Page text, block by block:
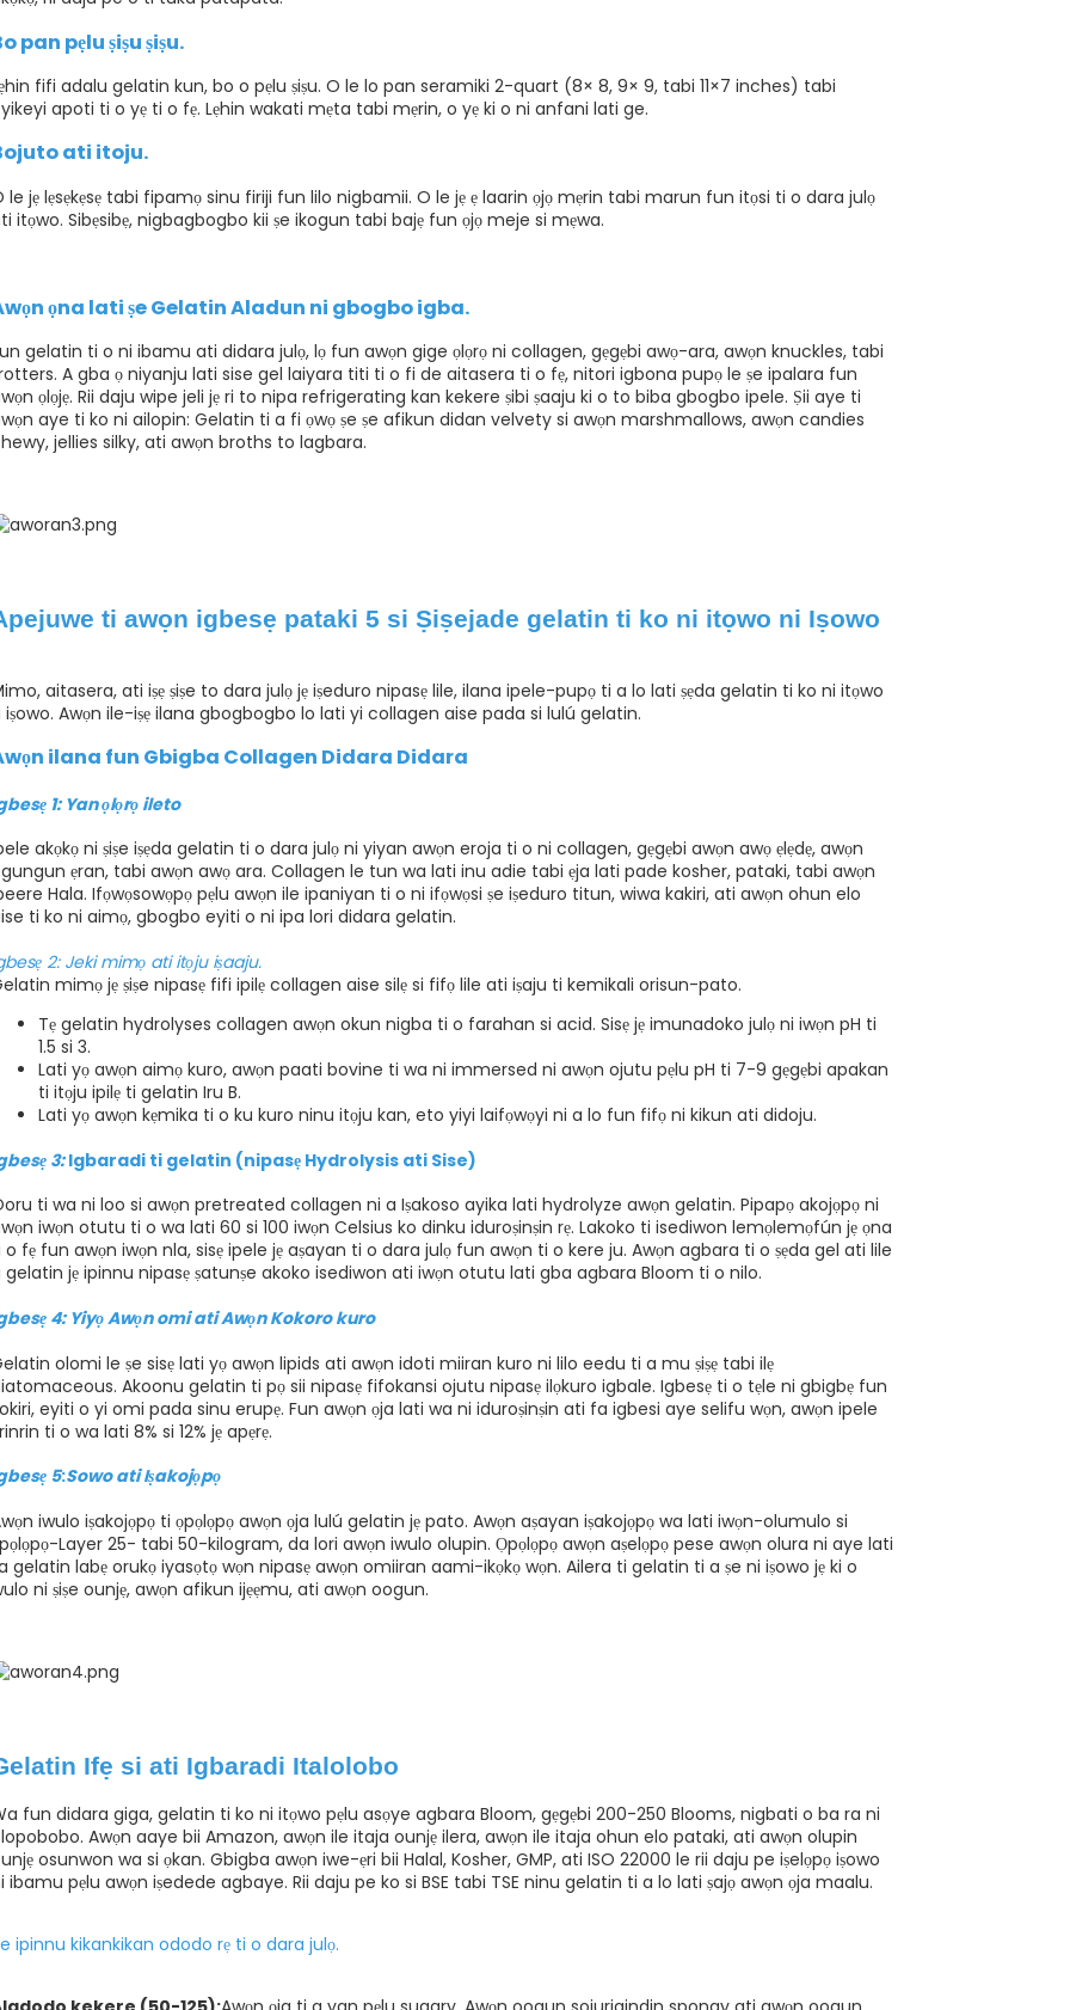
pan pẹlu ṣiṣu ṣiṣu.
fifi adalu gelatin kun, bo o pẹlu ṣiṣu. O le lo pan seramiki 2-quart (8× 8, 9× 9, tabi 11×7 inches) tabi
apoti ti o yẹ ti o fẹ. Lẹhin wakati mẹta tabi mẹrin, o yẹ ki o ni anfani lati ge.
ati itoju.
le jẹ lẹsẹkẹsẹ tabi fipamọ sinu firiji fun lilo nigbamii. O le jẹ ẹ laarin ọjọ mẹrin tabi marun fun itọsi ti o dara julọ
itọwo. Sibẹsibẹ, nigbagbogbo kii ṣe ikogun tabi bajẹ fun ọjọ meje si mẹwa.
ọna lati ṣe Gelatin Aladun ni gbogbo igba.
gelatin ti o ni ibamu ati didara julọ, lọ fun awọn gige ọlọrọ ni collagen, gẹgẹbi awọ-ara, awọn knuckles, tabi
A gba ọ niyanju lati sise gel laiyara titi ti o fi de aitasera ti o fẹ, nitori igbona pupọ le ṣe ipalara fun
ọlọjẹ. Rii daju wipe jeli jẹ ri to nipa refrigerating kan kekere ṣibi ṣaaju ki o to biba gbogbo ipele. Ṣii aye ti
aye ti ko ni ailopin: Gelatin ti a fi ọwọ ṣe ṣe afikun didan velvety si awọn marshmallows, awọn candies
jellies silky, ati awọn broths to lagbara.
ti awọn igbesẹ pataki 5 si Ṣiṣejade gelatin ti ko ni itọwo ni Iṣowo
aitasera, ati iṣẹ ṣiṣe to dara julọ jẹ iṣeduro nipasẹ lile, ilana ipele-pupọ ti a lo lati ṣẹda gelatin ti ko ni itọwo
iṣowo. Awọn ile-iṣẹ ilana gbogbogbo lo lati yi collagen aise pada si lulú gelatin.
ilana fun Gbigba Collagen Didara Didara
1: Yan ọlọrọ ileto
akọkọ ni ṣiṣe iṣẹda gelatin ti o dara julọ ni yiyan awọn eroja ti o ni collagen, gẹgẹbi awọn awọ ẹlẹdẹ, awọn
ẹran, tabi awọn awọ ara. Collagen le tun wa lati inu adie tabi ẹja lati pade kosher, pataki, tabi awọn
Hala. Ifọwọsowọpọ pẹlu awọn ile ipaniyan ti o ni ifọwọsi ṣe iṣeduro titun, wiwa kakiri, ati awọn ohun elo
ti ko ni aimọ, gbogbo eyiti o ni ipa lori didara gelatin.
2: Jeki mimọ ati itọju iṣaaju.
mimọ jẹ ṣiṣe nipasẹ fifi ipilẹ collagen aise silẹ si fifọ lile ati iṣaju ti kemikali orisun-pato.
Tẹ gelatin hydrolyses collagen awọn okun nigba ti o farahan si acid. Sisẹ jẹ imunadoko julọ ni iwọn pH ti
1.5 si 3.
Lati yọ awọn aimọ kuro, awọn paati bovine ti wa ni immersed ni awọn ojutu pẹlu pH ti 7-9 gẹgẹbi apakan
ti itọju ipilẹ ti gelatin Iru B.
Lati yọ awọn kẹmika ti o ku kuro ninu itọju kan, eto yiyi laifọwọyi ni a lo fun fifọ ni kikun ati didoju.
3:Igbaradi ti gelatin (nipasẹ Hydrolysis ati Sise)
ti wa ni loo si awọn pretreated collagen ni a Iṣakoso ayika lati hydrolyze awọn gelatin. Pipapọ akojọpọ ni
iwọn otutu ti o wa lati 60 si 100 iwọn Celsius ko dinku iduroṣinṣin rẹ. Lakoko ti isediwon lemọlemọfún jẹ ọna
o fẹ fun awọn iwọn nla, sisẹ ipele jẹ aṣayan ti o dara julọ fun awọn ti o kere ju. Awọn agbara ti o ṣẹda gel ati lile
gelatin jẹ ipinnu nipasẹ ṣatunṣe akoko isediwon ati iwọn otutu lati gba agbara Bloom ti o nilo.
4: Yiyọ Awọn omi ati Awọn Kokoro kuro
olomi le ṣe sisẹ lati yọ awọn lipids ati awọn idoti miiran kuro ni lilo eedu ti a mu ṣiṣẹ tabi ilẹ
Akoonu gelatin ti pọ sii nipasẹ fifokansi ojutu nipasẹ ilọkuro igbale. Igbesẹ ti o tẹle ni gbigbẹ fun
eyiti o yi omi pada sinu erupẹ. Fun awọn ọja lati wa ni iduroṣinṣin ati fa igbesi aye selifu wọn, awọn ipele
ti o wa lati 8% si 12% jẹ apẹrẹ.
5:Sowo ati Iṣakojọpọ
iwulo iṣakojọpọ ti ọpọlọpọ awọn ọja lulú gelatin jẹ pato. Awọn aṣayan iṣakojọpọ wa lati iwọn-olumulo si
Layer 25- tabi 50-kilogram, da lori awọn iwulo olupin. Ọpọlọpọ awọn aṣelọpọ pese awọn olura ni aye lati
gelatin labẹ orukọ iyasọtọ wọn nipasẹ awọn omiiran aami-ikọkọ wọn. Ailera ti gelatin ti a ṣe ni iṣowo jẹ ki o
ni ṣiṣe ounjẹ, awọn afikun ijẹẹmu, ati awọn oogun.
Ifẹ si ati Igbaradi Italolobo
fun didara giga, gelatin ti ko ni itọwo pẹlu asọye agbara Bloom, gẹgẹbi 200-250 Blooms, nigbati o ba ra ni
Awọn aaye bii Amazon, awọn ile itaja ounjẹ ilera, awọn ile itaja ohun elo pataki, ati awọn olupin
osunwon wa si ọkan. Gbigba awọn iwe-ẹri bii Halal, Kosher, GMP, ati ISO 22000 le rii daju pe iṣelọpọ iṣowo
ibamu pẹlu awọn iṣedede agbaye. Rii daju pe ko si BSE tabi TSE ninu gelatin ti a lo lati ṣajọ awọn ọja maalu.
ipinnu kikankikan ododo rẹ ti o dara julọ.